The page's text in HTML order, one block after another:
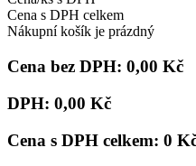
Cena s DPH celkem
Nákupní košík je prázdný
Cena bez DPH: 0,00 Kč
DPH: 0,00 Kč
Cena s DPH celkem: 0